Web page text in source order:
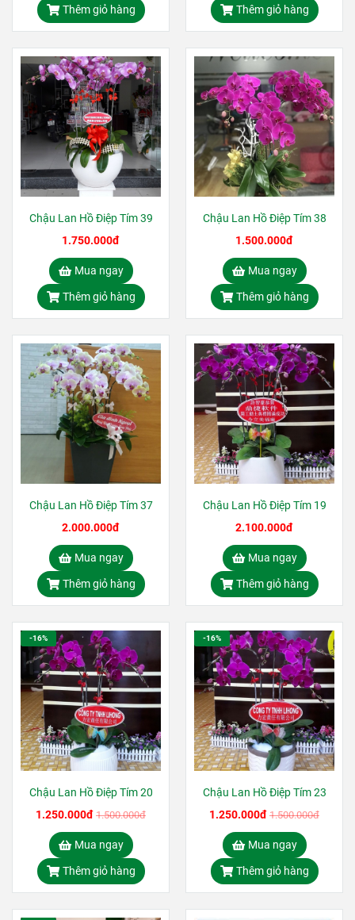
Thêm giỏ hàng
Thêm giỏ hàng
Chậu Lan Hồ Điệp Tím 39
1.750.000đ
Mua ngay
Thêm giỏ hàng
Chậu Lan Hồ Điệp Tím 38
1.500.000đ
Mua ngay
Thêm giỏ hàng
Chậu Lan Hồ Điệp Tím 37
2.000.000đ
Mua ngay
Thêm giỏ hàng
Chậu Lan Hồ Điệp Tím 19
2.100.000đ
Mua ngay
Thêm giỏ hàng
Chậu Lan Hồ Điệp Tím 20
1.250.000đ 1.500.000đ
-16%
Mua ngay
Thêm giỏ hàng
Chậu Lan Hồ Điệp Tím 23
1.250.000đ 1.500.000đ
-16%
Mua ngay
Thêm giỏ hàng